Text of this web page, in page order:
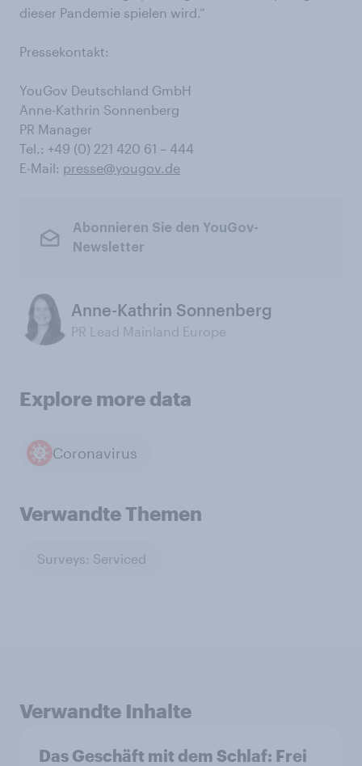
dieser Pandemie spielen wird.“
Pressekontakt:
YouGov Deutschland GmbH
Anne-Kathrin Sonnenberg
PR Manager
Tel.: +49 (0) 221 420 61 – 444
E-Mail: presse@yougov.de
Abonnieren Sie den YouGov-
Newsletter
Anne-Kathrin Sonnenberg
PR Lead Mainland Europe
Explore more data
Coronavirus
Verwandte Themen
Surveys: Serviced
Verwandte Inhalte
Das Geschäft mit dem Schlaf: Frei